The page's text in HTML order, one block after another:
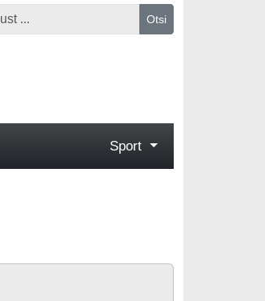
Otsi
Sport